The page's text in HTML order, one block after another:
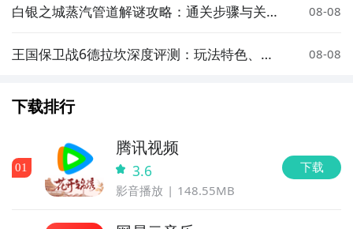
白银之城蒸汽管道解谜攻略：通关步骤与关键
08-08
王国保卫战6德拉坎深度评测：玩法特色、关
08-08
下载排行
01
腾讯视频
3.6
影音播放 148.55MB
下载